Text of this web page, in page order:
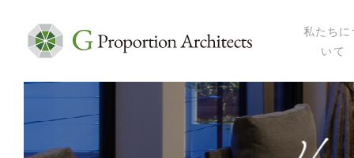
私たちに
いて
私たちに
代表プロ
セミナー
メディア